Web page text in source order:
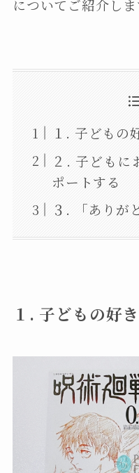
についてご紹介しま
１. 子どもの
２. 子どもに
ポートする
３. 「ありが
１. 子どもの好